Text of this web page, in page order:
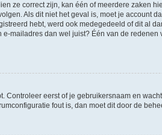
ze correct zijn, kan één of meerdere zaken
Als dit niet het geval is, moet je account
hebt, werd ook medegedeeld of dit al
mailadres dan wel juist? Één van de
eerst of je gebruikersnaam en
fout is, dan moet dit door de